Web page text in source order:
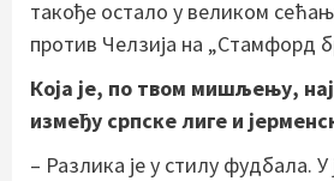
такође остало у великом
против Челзија на „Стамфорд
Која је, по твом мишљењу,
између српске лиге и
– Разлика је у стилу фудбала. У